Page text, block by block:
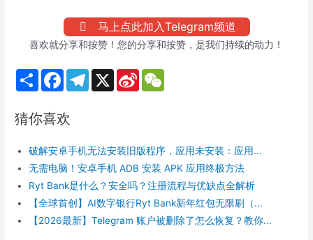
马上点此加入Telegram频道
喜欢就分享和按赞！您的分享和按赞，是我们持续的动力！
S
h
e
F
b
k
T
m
X
S
b
o
猜你喜欢
破解安卓手机无法安装旧版程序，应用未安装：应用...
无需电脑！安卓手机 ADB 安装 APK 应用终极方法
Ryt Bank是什么？安全吗？注册流程与优缺点全解析
【全球首创】AI数字银行Ryt Bank新年红包无限刷（...
【2026最新】Telegram 账户被删除了怎么恢复？教你...